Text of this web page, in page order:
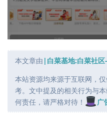
本文章由 |白菜基地:白菜社
本站资源均来源于互联网，
考。文中提及的相关行为与
何责任，请严格对待！
广